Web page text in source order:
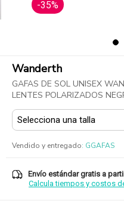
-35%
Wanderth
GAFAS DE SOL UNISEX
LENTES POLARIZADOS
Vendido y entregado: GGAFAS
Envío estándar gratis a
Calcula tiempos y costos